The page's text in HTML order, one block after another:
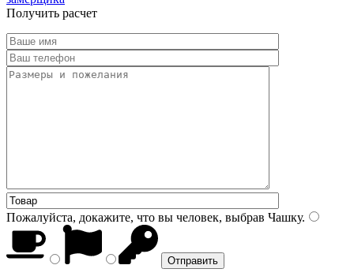
Получить расчет
Пожалуйста, докажите, что вы человек, выбрав Чашку.